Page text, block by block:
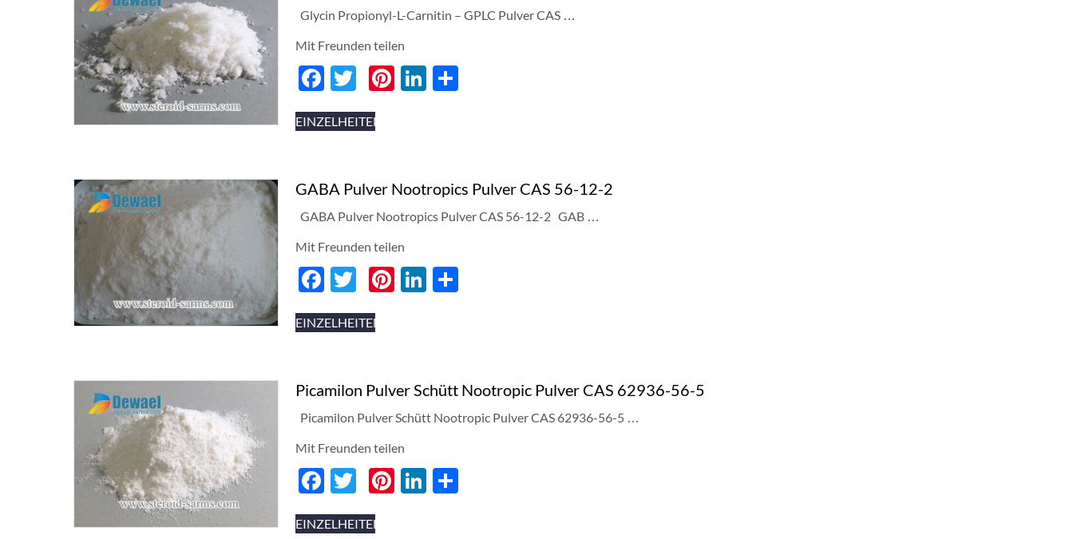
Glycin Propionyl-L-Carnitin – GPLC Pulver CAS …
Mit Freunden teilen
Facebook
Twitter
Pinterest
LinkedIn
EINZELHEITEN
GABA Pulver Nootropics Pulver CAS 56-12-2
GABA Pulver Nootropics Pulver CAS 56-12-2GAB …
Mit Freunden teilen
Facebook
Twitter
Pinterest
LinkedIn
EINZELHEITEN
Picamilon Pulver Schütt Nootropic Pulver CAS 62936-56-5
Picamilon Pulver Schütt Nootropic Pulver CAS 62936-56-5 …
Mit Freunden teilen
Facebook
Twitter
Pinterest
LinkedIn
EINZELHEITEN